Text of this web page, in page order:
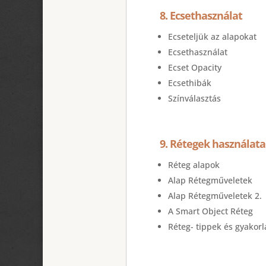
8. Ecsethasználat
Ecseteljük az alapokat
Ecsethasználat
Ecset Opacity
Ecsethibák
Színválasztás
9. Rétegek használata
Réteg alapok
Alap Rétegműveletek
Alap Rétegműveletek 2.
A Smart Object Réteg
Réteg- tippek és